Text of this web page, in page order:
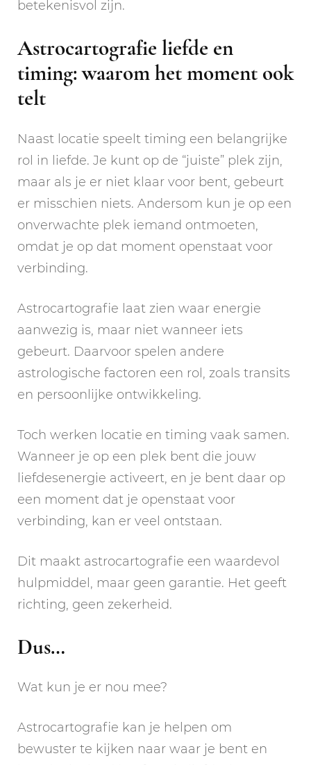
betekenisvol zijn.
Astrocartografie liefde en
timing: waarom het moment ook
telt
Naast locatie speelt timing een belangrijke
rol in liefde. Je kunt op de “juiste” plek zijn,
maar als je er niet klaar voor bent, gebeurt
er misschien niets. Andersom kun je op een
onverwachte plek iemand ontmoeten,
omdat je op dat moment openstaat voor
verbinding.
Astrocartografie laat zien waar energie
aanwezig is, maar niet wanneer iets
gebeurt. Daarvoor spelen andere
astrologische factoren een rol, zoals transits
en persoonlijke ontwikkeling.
Toch werken locatie en timing vaak samen.
Wanneer je op een plek bent die jouw
liefdesenergie activeert, en je bent daar op
een moment dat je openstaat voor
verbinding, kan er veel ontstaan.
Dit maakt astrocartografie een waardevol
hulpmiddel, maar geen garantie. Het geeft
richting, geen zekerheid.
Dus…
Wat kun je er nou mee?
Astrocartografie kan je helpen om
bewuster te kijken naar waar je bent en